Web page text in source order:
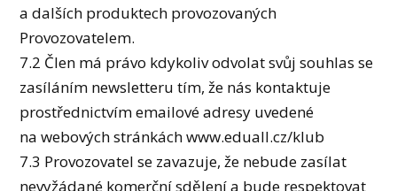
a dalších produktech provozovaných
Provozovatelem.
7.2 Člen má právo kdykoliv odvolat svůj souhlas se
zasíláním newsletteru tím, že nás kontaktuje
prostřednictvím emailové adresy uvedené
na webových stránkách www.eduall.cz/klub
7.3 Provozovatel se zavazuje, že nebude zasílat
nevyžádané komerční sdělení a bude respektovat